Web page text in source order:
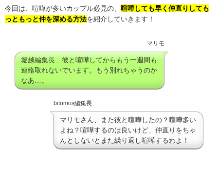
今回は、喧嘩が多いカップル必見の、
喧嘩しても早く仲直りしても
っともっと仲を深める方法を紹介していきます！
マリモ
堀越編集長…彼と喧嘩してからもう一週間も
連絡取れないでいます。もう別れちゃうのか
なあ…。
bitomos編集長
マリモさん、また彼と喧嘩したの？喧嘩多い
よね？喧嘩するのは良いけど、仲直りをちゃ
んとしないとまた繰り返し喧嘩するわよ！